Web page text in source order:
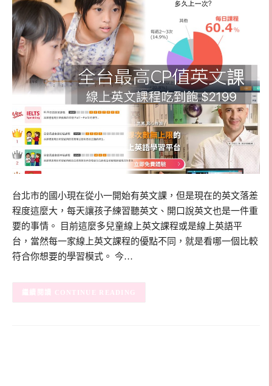
台北市的國小現在從小一開始有英文課，但是現在的英文落差
程度這麼大，每天讓孩子練習聽英文、開口說英文也是一件重
要的事情。 目前這麼多兒童線上英文課程或是線上英語平
台，當然每一家線上英文課程的優點不同，就是看哪一個比較
符合你想要的學習模式。 今…
CONTINUE READING